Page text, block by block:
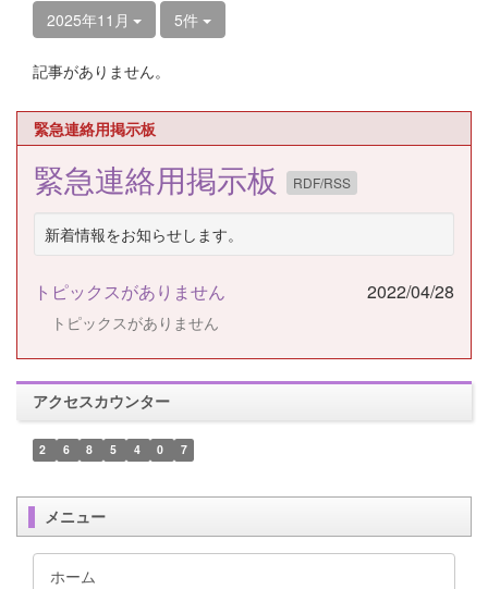
2025年11月 5件
記事がありません。
緊急連絡用掲示板
緊急連絡用掲示板 RDF/RSS
新着情報をお知らせします。
トピックスがありません 2022/04/28
トピックスがありません
アクセスカウンター
2 6 8 5 4 0 7
メニュー
ホーム